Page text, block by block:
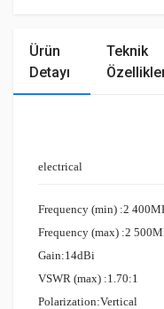
Ürün
Detayı
Teknik
electrical
Frequency (min) :2
Frequency (max) :2
Gain:14dBi
VSWR (max) :1.70:1
Polarization:Vertical